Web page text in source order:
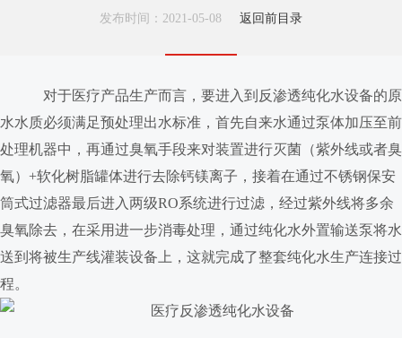
发布时间：2021-05-08 返回前目录
对于医疗产品生产而言，要进入到反渗透纯化水设备的原
水水质必须满足预处理出水标准，首先自来水通过泵体加压至前
处理机器中，再通过臭氧手段来对装置进行灭菌（紫外线或者臭
氧）+软化树脂罐体进行去除钙镁离子，接着在通过不锈钢保安
筒式过滤器最后进入两级RO系统进行过滤，经过紫外线将多余
臭氧除去，在采用进一步消毒处理，通过纯化水外置输送泵将水
送到将被生产线灌装设备上，这就完成了整套纯化水生产连接过
程。